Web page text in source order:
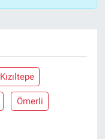
Kızıltepe
Ömerli